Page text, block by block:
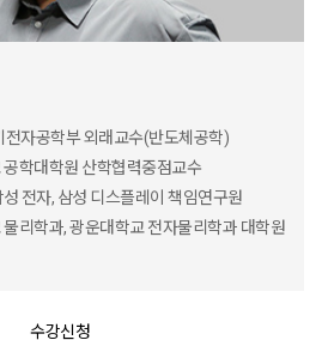
자공학부 외래교수(반도체공학)
학대학원 산학협력중점교수
전자, 삼성 디스플레이 책임연구원
리학과, 광운대학교 전자물리학과 대학원
수강신청